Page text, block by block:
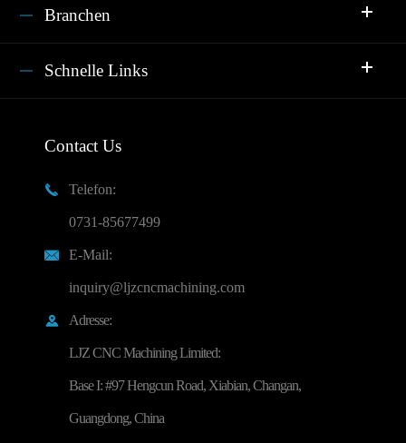
Branchen
Schnelle Links
Contact Us

Telefon:
0731-85677499

E-Mail:
inquiry@ljzcncmachining.com

Adresse:
LJZ CNC Machining Limited:
Base I: #97 Hengcun Road, Xiabian, Changan,
Guangdong, China